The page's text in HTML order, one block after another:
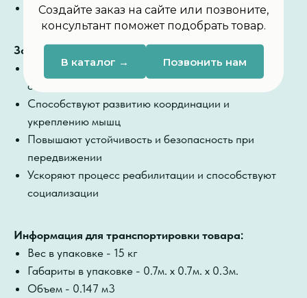
Максимальный вес пользователя — 35 кг.
Зачем выбирать ФИЧ?
Помогают ребёнку быть максимально
самостоятельным
Способствуют развитию координации и
укреплению мышц
Повышают устойчивость и безопасность при
передвижении
Ускоряют процесс реабилитации и способствуют
социализации
Информация для транспортировки товара:
Вес в упаковке - 15 кг
Габариты в упаковке - 0.7м. x 0.7м. x 0.3м.
Объем - 0.147 м3
Создайте заказ на сайте или позвоните,
консультант поможет подобрать товар.
В каталог → Позвонить нам